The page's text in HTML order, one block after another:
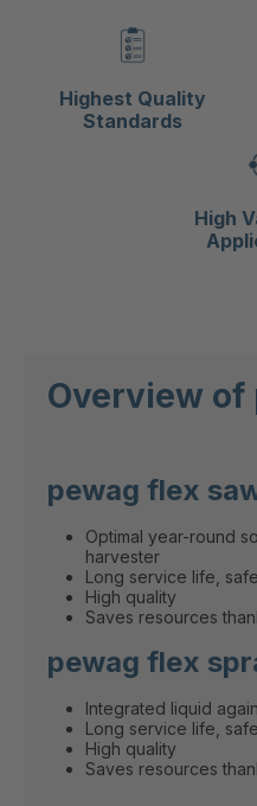
Highest Quality
Standards
High
Overview
pewag flex
Optimal year-round
harvester
Long service life,
High quality
Saves resources
pewag flex
Integrated liquid
Long service life,
High quality
Saves resources